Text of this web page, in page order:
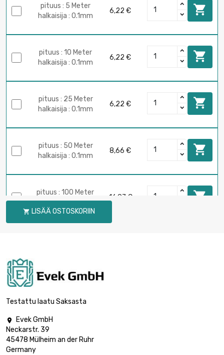
pituus : 5 Meter
halkaisija : 0.1mm
6,22 € 
pituus : 10 Meter
halkaisija : 0.1mm
6,22 € 
pituus : 25 Meter
halkaisija : 0.1mm
6,22 € 
pituus : 50 Meter
halkaisija : 0.1mm
8,66 € 
pituus : 100 Meter
halkaisija : 0.1mm
16,97 € 
pituus : 1 Meter
halkaisija : 0.12mm
 LISÄÄ OSTOSKORIIN
Testattu laatu Saksasta

Evek GmbH
Neckarstr. 39
45478 Mülheim an der Ruhr
Germany